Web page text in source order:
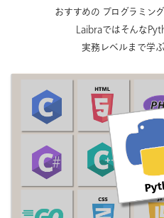
おすすめの プログラミン
Laibraではそんな
実務レベルまで学